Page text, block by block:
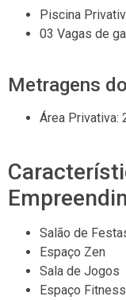
Piscina
03 Vagas de
Metragens
Área Privativa:
Salão de
Espaço Zen
Sala de Jogos
Espaço Fitness